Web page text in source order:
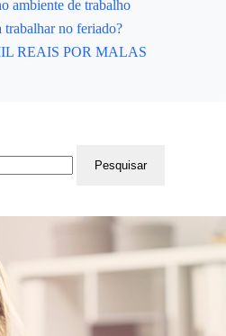
ambiente de trabalho
no feriado?
REAIS POR MALAS